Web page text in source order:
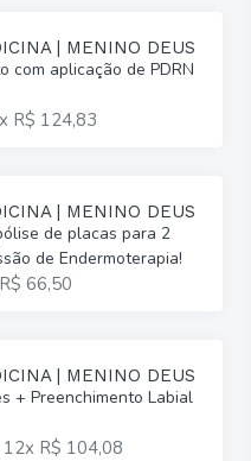
| MENINO DEUS
com aplicação de PDRN
R$ 124,83
| MENINO DEUS
de placas para 2
de Endermoterapia!
66,50
| MENINO DEUS
+ Preenchimento Labial
12x R$ 104,08